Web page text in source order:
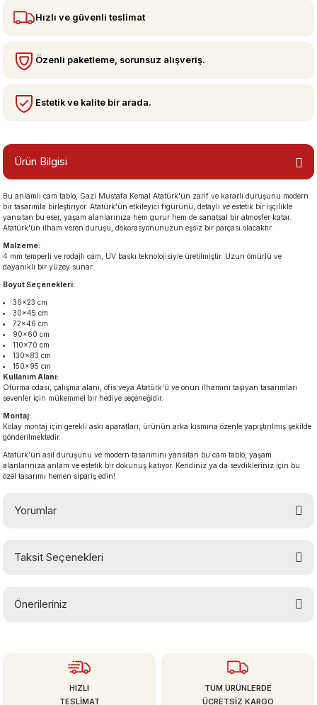
Manzaraları
Hızlı ve güvenli teslimat
Özenli paketleme, sorunsuz alışveriş.
Estetik ve kalite bir arada.
Ürün Bilgisi
Bu anlamlı cam tablo, Gazi Mustafa Kemal Atatürk'ün zarif ve kararlı duruşunu modern
bir tasarımla birleştiriyor. Atatürk’ün etkileyici figürünü, detaylı ve estetik bir işçilikle
yansıtan bu eser, yaşam alanlarınıza hem gurur hem de sanatsal bir atmosfer katar.
Atatürk'ün ilham veren duruşu, dekorasyonunuzun eşsiz bir parçası olacaktır.
Malzeme:
4 mm temperli ve rodajlı cam, UV baskı teknolojisiyle üretilmiştir. Uzun ömürlü ve
dayanıklı bir yüzey sunar.
Boyut Seçenekleri:
36×23 cm
30×45 cm
72×46 cm
90×60 cm
110×70 cm
130×83 cm
150×95 cm
Kullanım Alanı:
Oturma odası, çalışma alanı, ofis veya Atatürk'ü ve onun ilhamını taşıyan tasarımları
sevenler için mükemmel bir hediye seçeneğidir.
Montaj:
Kolay montaj için gerekli askı aparatları, ürünün arka kısmına özenle yapıştırılmış şekilde
gönderilmektedir.
Atatürk’ün asil duruşunu ve modern tasarımını yansıtan bu cam tablo, yaşam
alanlarınıza anlam ve estetik bir dokunuş katıyor. Kendiniz ya da sevdikleriniz için bu
özel tasarımı hemen sipariş edin!
Yorumlar
Taksit Seçenekleri
Önerileriniz
HIZLI
TESLİMAT
TÜM ÜRÜNLERDE
ÜCRETSİZ KARGO